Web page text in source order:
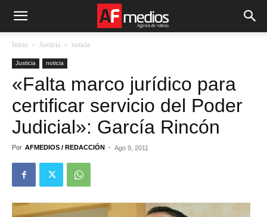
Inicio Justicia noticia
Justicia noticia
«Falta marco jurídico para
certificar servicio del Poder
Judicial»: García Rincón
Por AFMEDIOS / REDACCIÓN - Ago 9, 2011